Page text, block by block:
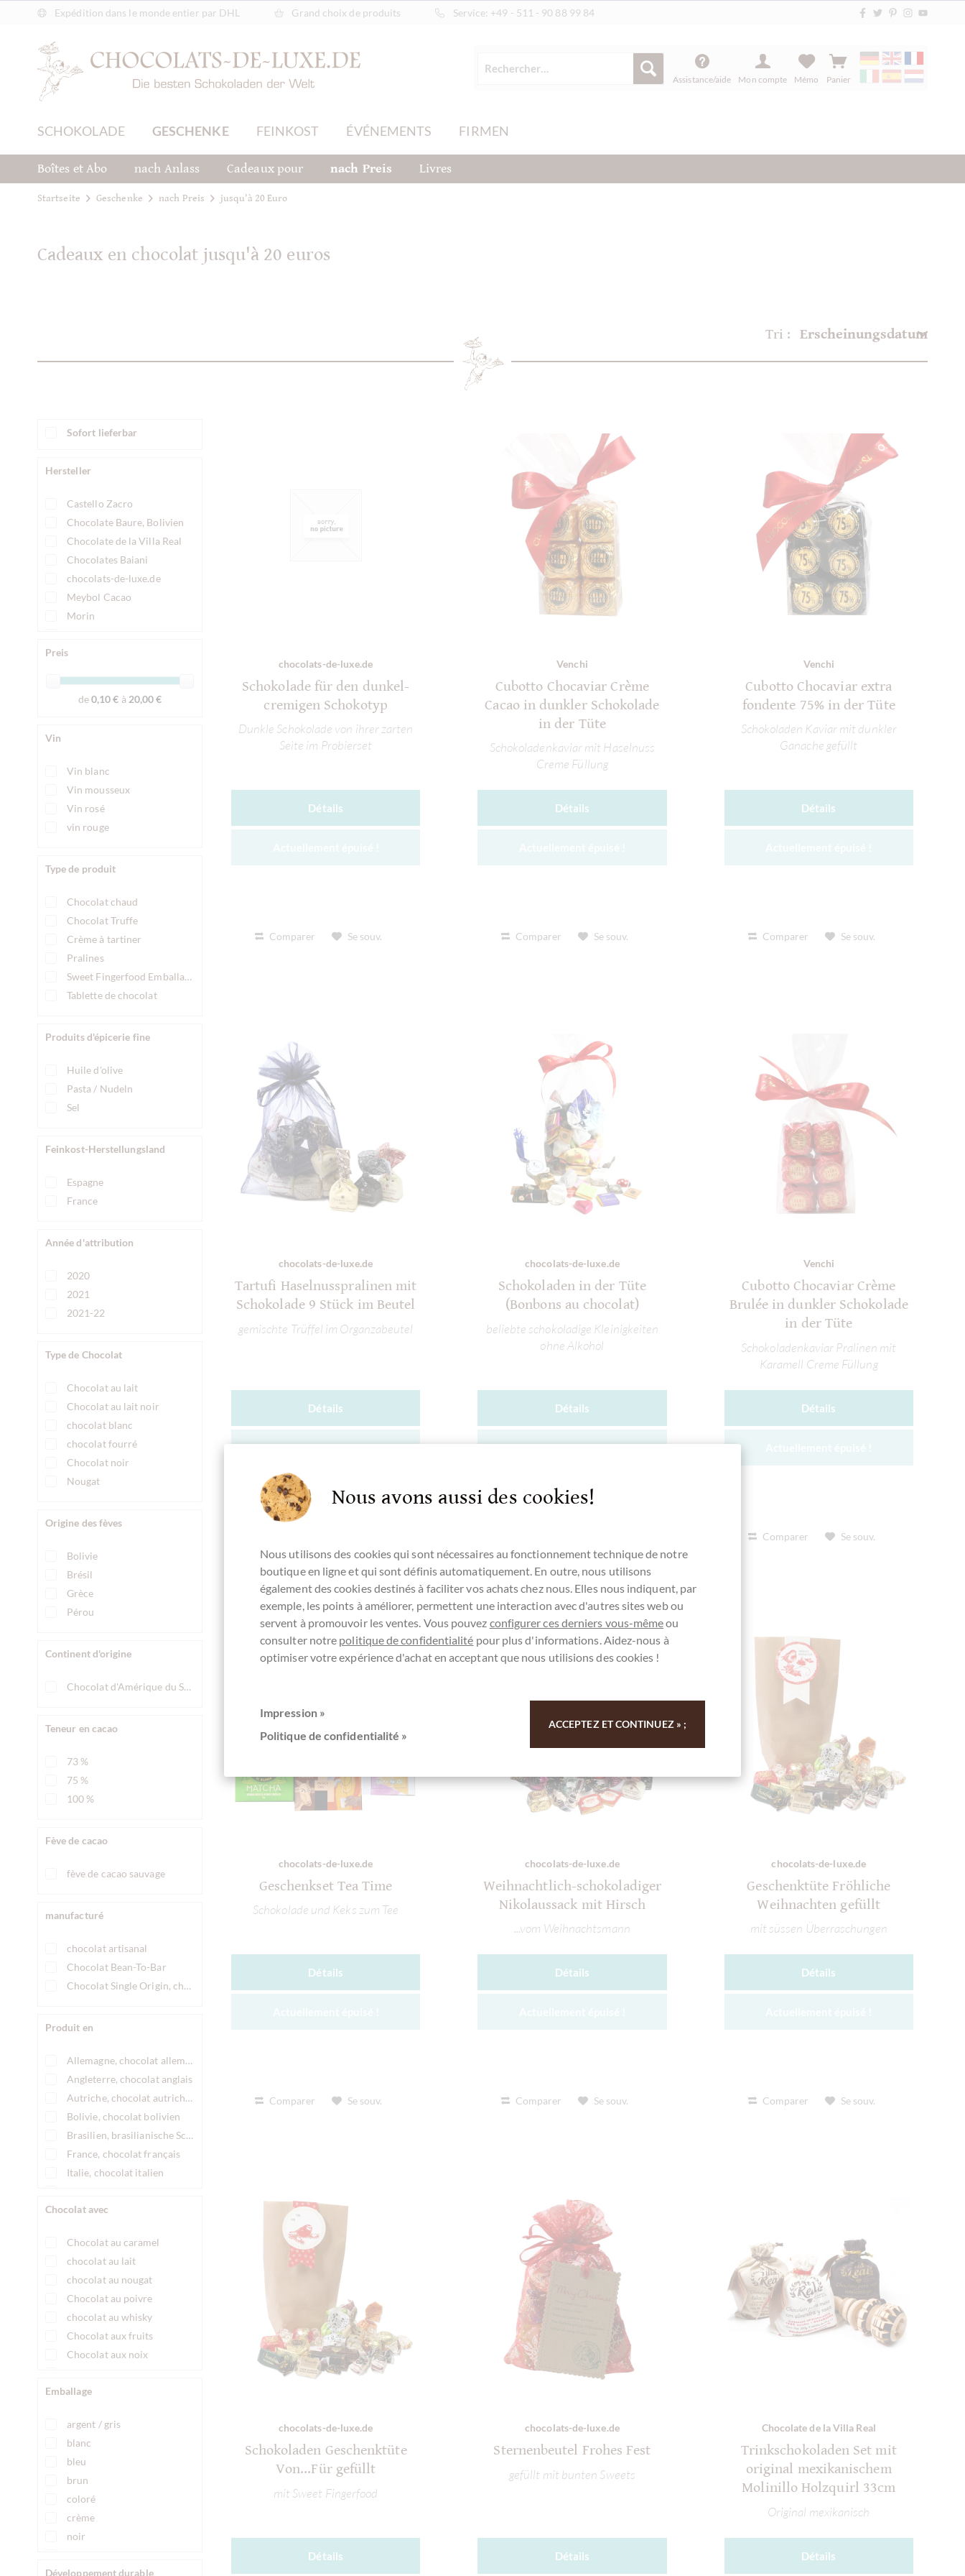
Expédition dans le monde entier par DHL Grand choix de produits Service: +49 - 511 - 90 88 99 84
Assistance/aide Mon compte Mémo Panier
SCHOKOLADE GESCHENKE FEINKOST ÉVÉNEMENTS FIRMEN
Boîtes et Abo nach Anlass Cadeaux pour nach Preis Livres
Startseite Geschenke nach Preis jusqu'à 20 Euro
Cadeaux en chocolat jusqu'à 20 euros
Tri :
Sofort lieferbar
Hersteller
Castello Zacro
Chocolate Baure, Bolivien
Chocolate de la Villa Real
Chocolates Baiani
chocolats-de-luxe.de
Meybol Cacao
Morin
Sawade Berlin
Preis
de0,10 € à 20,00 €
Vin
Vin blanc
Vin mousseux
Vin rosé
vin rouge
Type de produit
Chocolat chaud
Chocolat Truffe
Crème à tartiner
Pralines
Sweet Fingerfood Emballage en gros
Tablette de chocolat
Produits d'épicerie fine
Huile d'olive
Pasta / Nudeln
Sel
Feinkost-Herstellungsland
Espagne
France
Année d'attribution
2020
2021
2021-22
Type de Chocolat
Chocolat au lait
Chocolat au lait noir
chocolat blanc
chocolat fourré
Chocolat noir
Nougat
Origine des fèves
Bolivie
Brésil
Grèce
Pérou
Continent d'origine
Chocolat d'Amérique du Sud
Teneur en cacao
73 %
75 %
100 %
Fève de cacao
fève de cacao sauvage
manufacturé
chocolat artisanal
Chocolat Bean-To-Bar
Chocolat Single Origin, chocolat d'origine unique
Produit en
Allemagne, chocolat allemand
Angleterre, chocolat anglais
Autriche, chocolat autrichien
Bolivie, chocolat bolivien
Brasilien, brasilianische Schokolade
France, chocolat français
Italie, chocolat italien
Chocolat avec
Chocolat au caramel
chocolat au lait
chocolat au nougat
Chocolat au poivre
chocolat au whisky
Chocolat aux fruits
Chocolat aux noix
Chocolat avec du pain
Chocolat avec menthe
Chocolat avec sucre
Chocolat avec thé
Chocolat à l'alcool
chocolat à l'orange
Emballage
argent / gris
blanc
bleu
brun
coloré
crème
noir
orange
Développement durable
chocolats-de-luxe.de
Schokolade für den dunkel-
cremigen Schokotyp
Dunkle Schokolade von ihrer zarten
Seite im Probierset
Détails
Comparer Se souv.
Venchi
Cubotto Chocaviar Crème
Cacao in dunkler Schokolade
in der Tüte
Schokoladenkaviar mit Haselnuss
Creme Füllung
Détails
Comparer Se souv.
Venchi
Cubotto Chocaviar extra
fondente 75% in der Tüte
Schokoladen Kaviar mit dunkler
Ganache gefüllt
Détails
Comparer Se souv.
chocolats-de-luxe.de
Tartufi Haselnusspralinen mit
Schokolade 9 Stück im Beutel
gemischte Trüffel im Organzabeutel
Détails
Actuellement épuisé !
chocolats-de-luxe.de
Schokoladen in der Tüte
(Bonbons au chocolat)
beliebte schokoladige Kleinigkeiten
ohne Alkohol
Détails
Actuellement épuisé !
Venchi
Cubotto Chocaviar Crème
Brulée in dunkler Schokolade
in der Tüte
Schokoladenkaviar Pralinen mit
Karamell Creme Füllung
Détails
Comparer Se souv.
chocolats-de-luxe.de
Geschenkset Tea Time
Schokolade und Keks zum Tee
Détails
Comparer Se souv.
chocolats-de-luxe.de
Weihnachtlich-schokoladiger
Nikolaussack mit Hirsch
...vom Weihnachtsmann
Détails
Comparer Se souv.
chocolats-de-luxe.de
Geschenktüte Fröhliche
Weihnachten gefüllt
mit süssen Überraschungen
Détails
Comparer Se souv.
chocolats-de-luxe.de
Schokoladen Geschenktüte
Von...Für gefüllt
mit Sweet Fingerfood
Détails
chocolats-de-luxe.de
Sternenbeutel Frohes Fest
gefüllt mit bunten Sweets
Détails
Chocolate de la Villa Real
Trinkschokoladen Set mit
original mexikanischem
Molinillo Holzquirl 33cm
Original mexikanisch
Détails
Nous avons aussi des cookies!
Nous utilisons des cookies qui sont nécessaires au fonctionnement technique de notre
boutique en ligne et qui sont définis automatiquement. En outre, nous utilisons
également des cookies destinés à faciliter vos achats chez nous. Elles nous indiquent, par
exemple, les points à améliorer, permettent une interaction avec d'autres sites web ou
servent à promouvoir les ventes. Vous pouvez configurer ces derniers vous-mêmeou
consulter notre politique de confidentialité pour plus d'informations. Aidez-nous à
optimiser votre expérience d'achat en acceptant que nous utilisions des cookies !
Impression »
Politique de confidentialité »
ACCEPTEZ ET CONTINUEZ » ;